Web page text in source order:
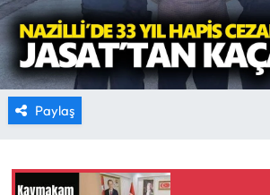
Paylaş
TURİZM
YAŞAM
RESMİ İLANLAR
HABER İLAN